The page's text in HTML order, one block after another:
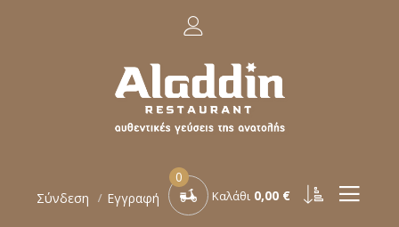
Σύνδεση Εγγραφή
0
Καλάθι 0,00 €